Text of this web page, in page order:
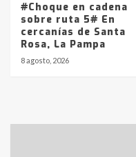
#Choque en cadena
sobre ruta 5# En
cercanías de Santa
Rosa, La Pampa
8 agosto, 2026